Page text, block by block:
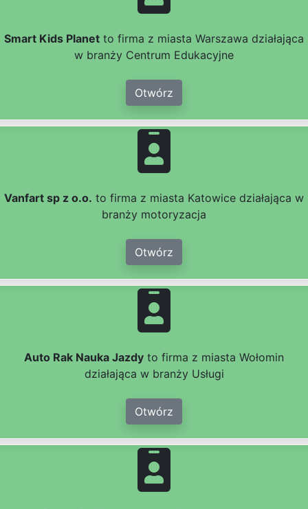
Smart Kids Planet to firma z miasta Warszawa działająca
w branży Centrum Edukacyjne
Otwórz
Vanfart sp z o.o. to firma z miasta Katowice działająca w
branży motoryzacja
Otwórz
Auto Rak Nauka Jazdy to firma z miasta Wołomin
działająca w branży Usługi
Otwórz